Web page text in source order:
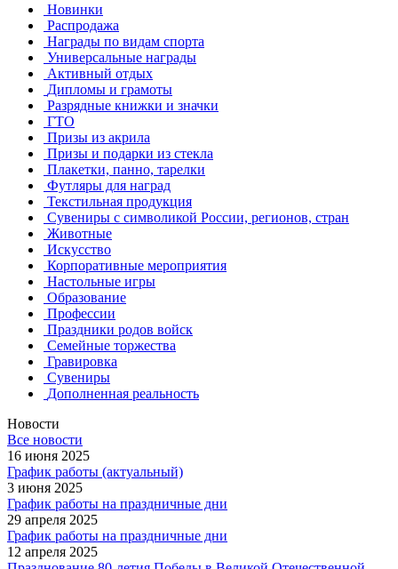
Новинки
Распродажа
Награды по видам спорта
Универсальные награды
Активный отдых
Дипломы и грамоты
Разрядные книжки и значки
ГТО
Призы из акрила
Призы и подарки из стекла
Плакетки, панно, тарелки
Футляры для наград
Текстильная продукция
Сувениры с символикой России, регионов, стран
Животные
Искусство
Корпоративные мероприятия
Настольные игры
Образование
Профессии
Праздники родов войск
Семейные торжества
Гравировка
Сувениры
Дополненная реальность
Новости
Все новости
16 июня 2025
График работы (актуальный)
3 июня 2025
График работы на праздничные дни
29 апреля 2025
График работы на праздничные дни
12 апреля 2025